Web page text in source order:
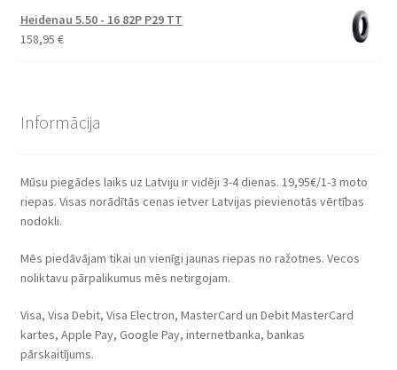
Heidenau 5.50 - 16 82P P29 TT
158,95 €
Informācija
Mūsu piegādes laiks uz Latviju ir vidēji 3-4 dienas. 19,95€/1-3 moto
riepas. Visas norādītās cenas ietver Latvijas pievienotās vērtības
nodokli.
Mēs piedāvājam tikai un vienīgi jaunas riepas no ražotnes. Vecos
noliktavu pārpalikumus mēs netirgojam.
Visa, Visa Debit, Visa Electron, MasterCard un Debit MasterCard
kartes, Apple Pay, Google Pay, internetbanka, bankas
pārskaitījums.